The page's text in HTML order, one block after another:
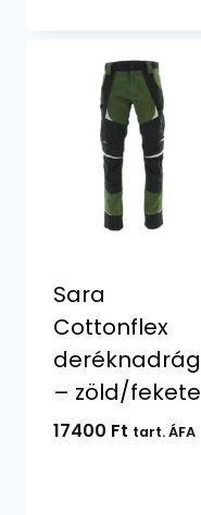
Sara
Cottonflex
deréknadrág
– zöld/fekete
17400 Ft tart. ÁFA